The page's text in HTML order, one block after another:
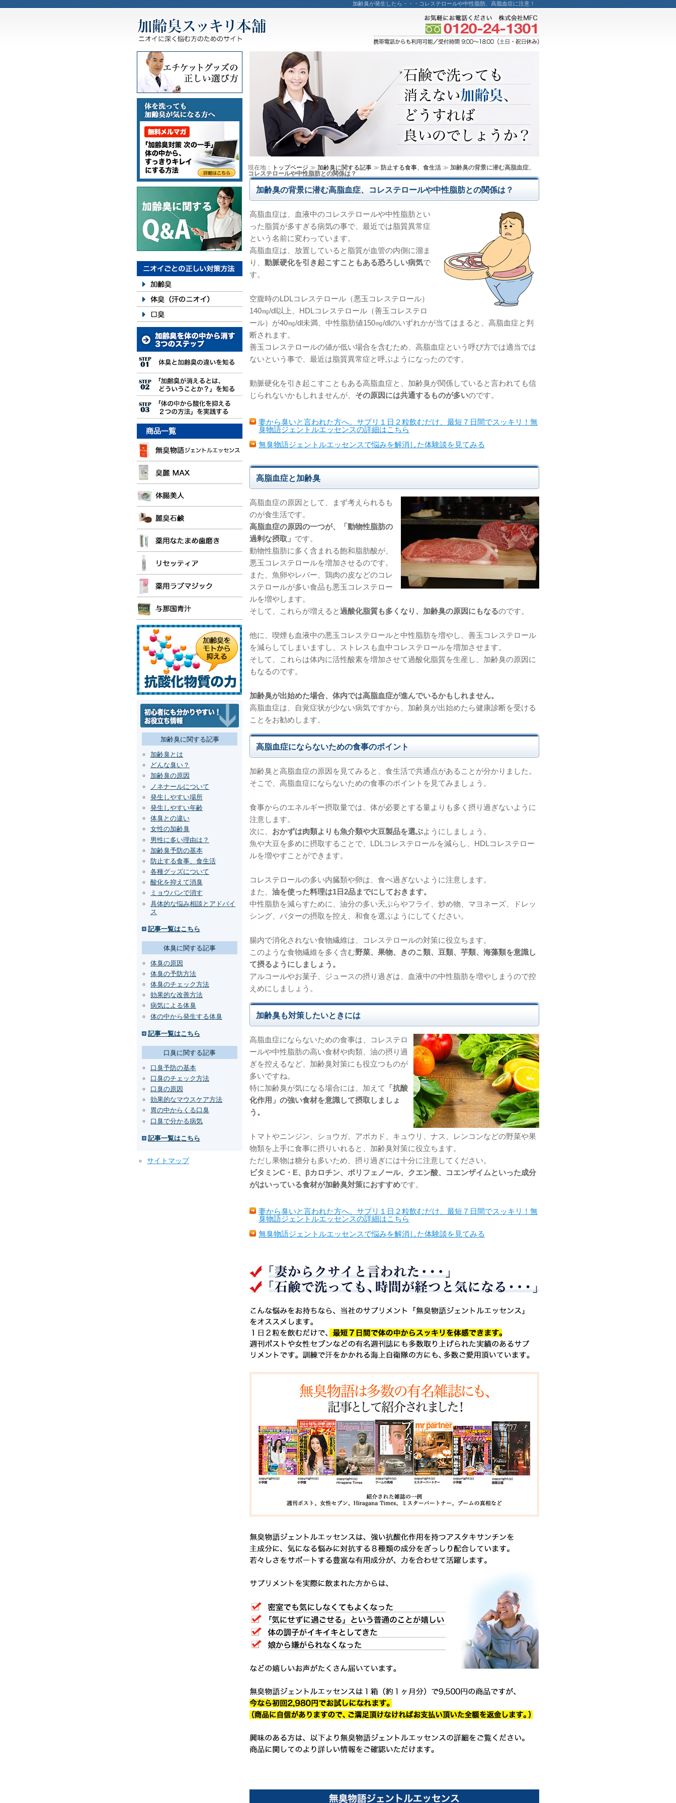
加齢臭が発生したら・・・コレステロールや中性脂肪、高脂血症に注意！
加齢臭の背景に潜む高脂血症、コレステロールや中性脂肪との関係は？
高脂血症は、血液中のコレステロールや中性脂肪とい
った脂質が多すぎる病気の事で、最近では脂質異常症
という名前に変わっています。
高脂血症は、放置していると脂質が血管の内側に溜ま
り、 動脈硬化を引き起こすこともある恐ろしい病気で
す。
空腹時のLDLコレステロール（悪玉コレステロール）
140㎎/dl以上、HDLコレステロール（善玉コレステロ
ール）が40㎎/dl未満、中性脂肪値150㎎/dlのいずれかが当てはまると、高脂血症と判
断されます。
善玉コレステロールの値が低い場合を含むため、高脂血症という呼び方では適当では
ないという事で、最近は脂質異常症と呼ぶようになったのです。
動脈硬化を引き起こすこともある高脂血症と、加齢臭が関係していると言われても信
じられないかもしれませんが、 その原因には共通するものが多いのです。
妻から臭いと言われた方へ。サプリ１日２粒飲むだけ、最短７日間でスッキリ！無
臭物語ジェントルエッセンスの詳細はこちら
無臭物語ジェントルエッセンスで悩みを解消した体験談を見てみる
高脂血症と加齢臭
高脂血症の原因として、まず考えられるも
のが食生活です。
高脂血症の原因の一つが、「動物性脂肪の
過剰な摂取」 です。
動物性脂肪に多く含まれる飽和脂肪酸が、
悪玉コレステロールを増加させるのです。
また、魚卵やレバー、鶏肉の皮などのコレ
ステロールが多い食品も悪玉コレステロー
ルを増やします。
そして、これらが増えると過酸化脂質も多くなり、加齢臭の原因にもなるのです。
他に、喫煙も血液中の悪玉コレステロールと中性脂肪を増やし、善玉コレステロール
を減らしてしまいますし、ストレスも血中コレステロールを増加させます。
そして、これらは体内に活性酸素を増加させて過酸化脂質を生産し、加齢臭の原因に
もなるのです。
加齢臭が出始めた場合、体内では高脂血症が進んでいるかもしれません。
高脂血症は、自覚症状が少ない病気ですから、加齢臭が出始めたら健康診断を受ける
ことをお勧めします。
高脂血症にならないための食事のポイント
加齢臭と高脂血症の原因を見てみると、食生活で共通点があることが分かりました。
そこで、高脂血症にならないための食事のポイントを見てみましょう。
食事からのエネルギー摂取量では、体が必要とする量よりも多く摂り過ぎないように
注意します。
次に、 おかずは肉類よりも魚介類や大豆製品を選ぶようにしましょう。
魚や大豆を多めに摂取することで、LDLコレステロールを減らし、HDLコレステロー
ルを増やすことができます。
コレステロールの多い内臓類や卵は、食べ過ぎないように注意します。
また、 油を使った料理は1日2品までにしておきます。
中性脂肪を減らすために、油分の多い天ぷらやフライ、炒め物、マヨネーズ、ドレッ
シング、バターの摂取を控え、和食を選ぶようにしてください。
腸内で消化されない食物繊維は、コレステロールの対策に役立ちます。
このような食物繊維を多く含む野菜、果物、きのこ類、豆類、芋類、海藻類を意識し
て摂るようにしましょう。
アルコールやお菓子、ジュースの摂り過ぎは、血液中の中性脂肪を増やしまうので控
えめにしましょう。
加齢臭も対策したいときには
高脂血症にならないための食事は、コレステロ
ールや中性脂肪の高い食材や肉類、油の摂り過
ぎを控えるなど、加齢臭対策にも役立つものが
多いですね。
特に加齢臭が気になる場合には、加えて
「抗酸
化作用」の強い食材を意識して摂取しましょ
う。
トマトやニンジン、ショウガ、アボカド、キュウリ、ナス、レンコンなどの野菜や果
物類を上手に食事に摂りいれると、加齢臭対策に役立ちます。
ただし果物は糖分も多いため、摂り過ぎには十分に注意してください。
ビタミンC・E、βカロチン、ポリフェノール、クエン酸、コエンザイムといった成分
がはいっている食材が加齢臭対策におすすめです。
妻から臭いと言われた方へ。サプリ１日２粒飲むだけ、最短７日間でスッキリ！無
臭物語ジェントルエッセンスの詳細はこちら
無臭物語ジェントルエッセンスで悩みを解消した体験談を見てみる
加齢臭に関する記事
加齢臭とは
どんな臭い？
加齢臭の原因
ノネナールについて
発生しやすい場所
発生しやすい年齢
体臭との違い
女性の加齢臭
男性に多い理由は？
加齢臭予防の基本
防止する食事、食生活
各種グッズについて
酸化を抑えて消臭
ミョウバンで消す
具体的な悩み相談とアドバイ
ス
記事一覧はこちら
体臭に関する記事
体臭の原因
体臭の予防方法
体臭のチェック方法
効果的な改善方法
病気による体臭
体の中から発生する体臭
記事一覧はこちら
口臭に関する記事
口臭予防の基本
口臭のチェック方法
口臭の原因
効果的なマウスケア方法
胃の中からくる口臭
口臭で分かる病気
記事一覧はこちら
サイトマップ
現在地： トップページ ≫ 加齢臭に関する記事 ≫ 防止する食事、食生活 ≫ 加齢臭の背景に潜む高脂血症、
コレステロールや中性脂肪との関係は？